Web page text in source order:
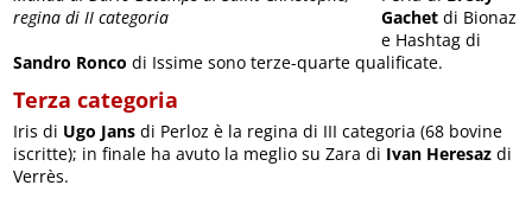
regina di II categoria
Gachet di Bionaz
e Hashtag di
Sandro Ronco di Issime sono terze-quarte qualificate.
Terza categoria
Iris di Ugo Jans di Perloz è la regina di III categoria (68 bovine
iscritte); in finale ha avuto la meglio su Zara di Ivan Heresaz di
Verrès.